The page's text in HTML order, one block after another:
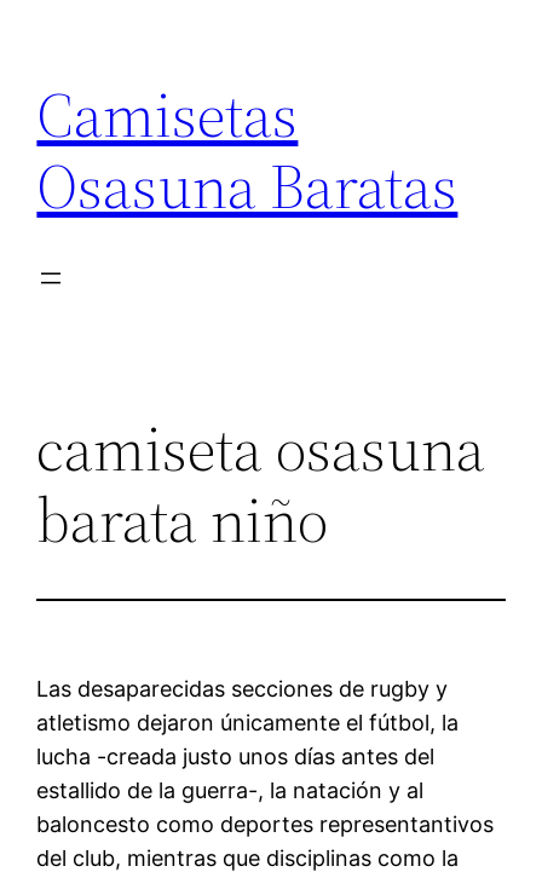
contenido
Camisetas
Osasuna Baratas
camiseta osasuna
barata niño
Las desaparecidas secciones de rugby y
atletismo dejaron únicamente el fútbol, la
lucha -creada justo unos días antes del
estallido de la guerra-, la natación y al
baloncesto como deportes representantivos
del club, mientras que disciplinas como la